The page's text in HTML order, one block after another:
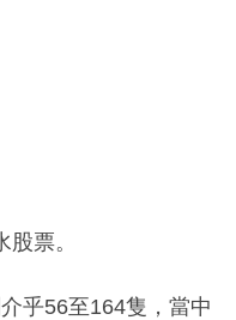
票。
乎56至164隻，當中